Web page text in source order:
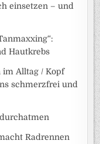
einsetzen – und
Hautkrebs
im Alltag / Kopf
schmerzfrei und
Radrennen